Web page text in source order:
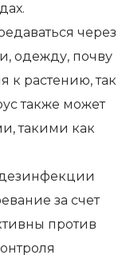
через
одежду, почву
к растению, так
также может
такими как
за счет
против